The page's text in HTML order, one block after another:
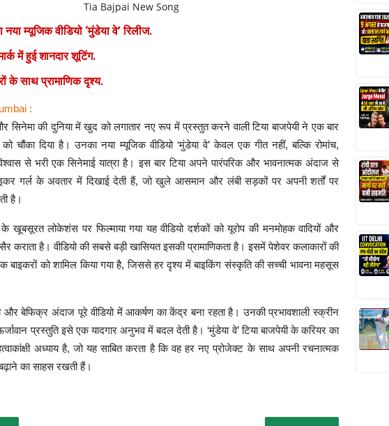
Tia Bajpai New Song
नया म्यूजिक वीडियो ‘मुंडेया वे’ रिलीज.
में हुई शानदार शूटिंग.
के साथ प्रामाणिक दृश्य.
:
सिनेमा की दुनिया में खुद को लगातार नए रूप में प्रस्तुत करने वाली टिया बाजपेयी ने एक बार
चौंका दिया है। उनका नया म्यूजिक वीडियो ‘मुंडेया वे’ केवल एक गीत नहीं, बल्कि रोमांच,
से भरी एक सिनेमाई यात्रा है। इस बार टिया अपने पारंपरिक और भावनात्मक अंदाज से
गर्ल के अवतार में दिखाई देती हैं, जो खुले आसमान और लंबी सड़कों पर अपनी शर्तों पर
है।
खूबसूरत लोकेशंस पर फिल्माया गया यह वीडियो दर्शकों को यूरोप की मनमोहक वादियों और
सैर कराता है। वीडियो की सबसे बड़ी खासियत इसकी प्रामाणिकता है। इसमें पेशेवर कलाकारों की
बाइकरों को शामिल किया गया है, जिससे हर दृश्य में बाइकिंग संस्कृति की सच्ची भावना महसूस
और बेफिक्र अंदाज पूरे वीडियो में आकर्षण का केंद्र बना रहता है। उनकी प्रभावशाली स्क्रीन
प्रस्तुति इसे एक यादगार अनुभव में बदल देती है। ‘मुंडेया वे’ टिया बाजपेयी के करियर का
अध्याय है, जो यह साबित करता है कि वह हर नए प्रोजेक्ट के साथ अपनी रचनात्मक
का साहस रखती हैं।